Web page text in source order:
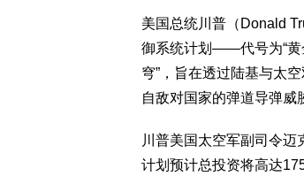
美国总统川普（Donald
御系统计划——代号为“黄
穹”，旨在透过陆基与太
自敌对国家的弹道导弹威
川普美国太空军副司令迈
计划预计总投资将高达